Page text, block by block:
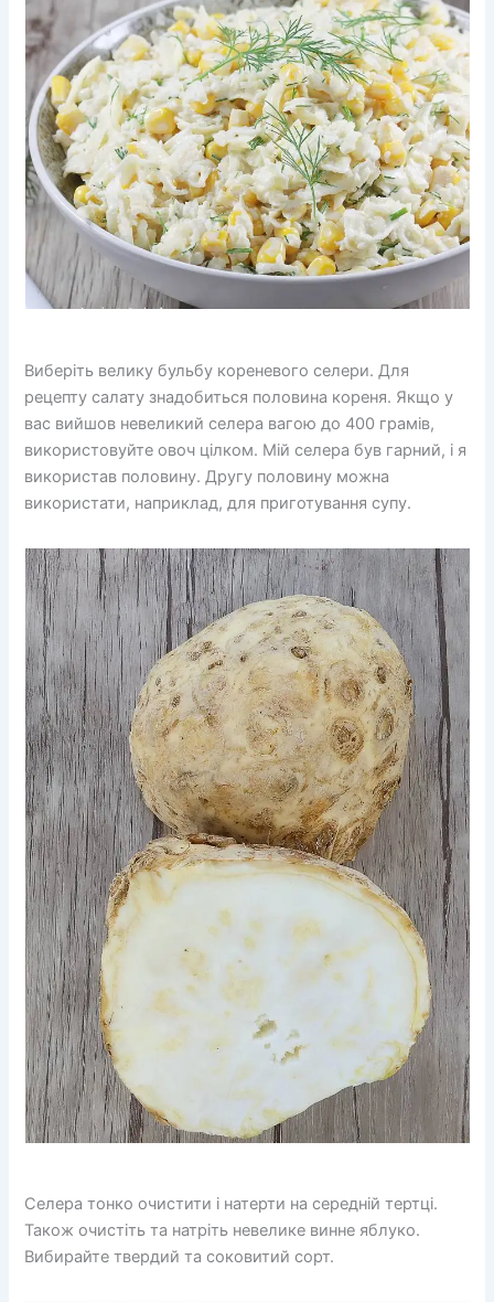
Виберіть велику бульбу кореневого селери. Для
рецепту салату знадобиться половина кореня. Якщо у
вас вийшов невеликий селера вагою до 400 грамів,
використовуйте овоч цілком. Мій селера був гарний, і я
використав половину. Другу половину можна
використати, наприклад, для приготування супу.
Селера тонко очистити і натерти на середній тертці.
Також очистіть та натріть невелике винне яблуко.
Вибирайте твердий та соковитий сорт.